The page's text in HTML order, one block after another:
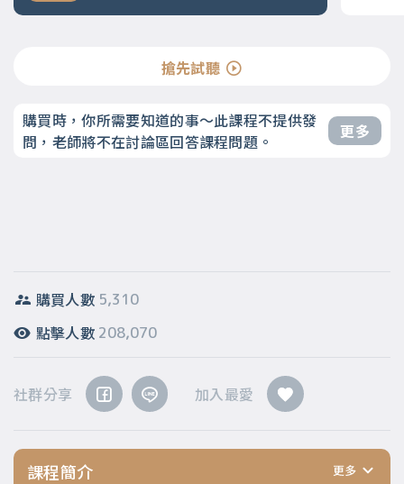
搶先試聽
購買時，你所需要知道的事～此課程不提供發
問，老師將不在討論區回答課程問題。
更多
購買人數 5,310
點擊人數 208,070
社群分享 加入最愛
課程簡介